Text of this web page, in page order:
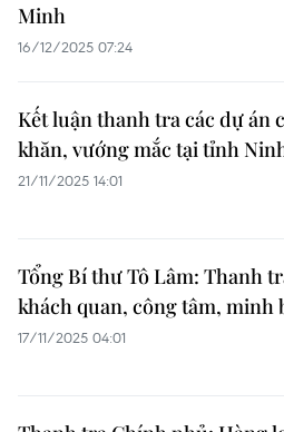
Minh
16/12/2025 07:24
Kết luận thanh tra các dự án
khăn, vướng mắc tại tỉnh
21/11/2025 14:01
Tổng Bí thư Tô Lâm: Thanh
khách quan, công tâm, minh
17/11/2025 04:01